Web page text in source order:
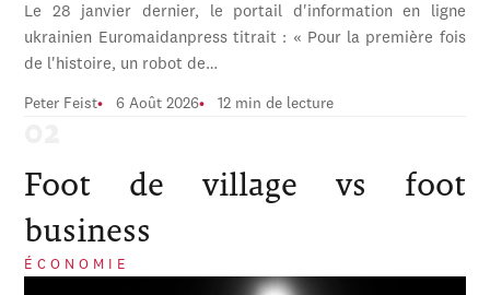
Le 28 janvier dernier, le portail d'information en ligne
ukrainien Euromaidanpress titrait : « Pour la première fois
de l'histoire, un robot de…
Peter Feist 6 Août 2026 12 min de lecture
Foot de village vs foot
business
ÉCONOMIE